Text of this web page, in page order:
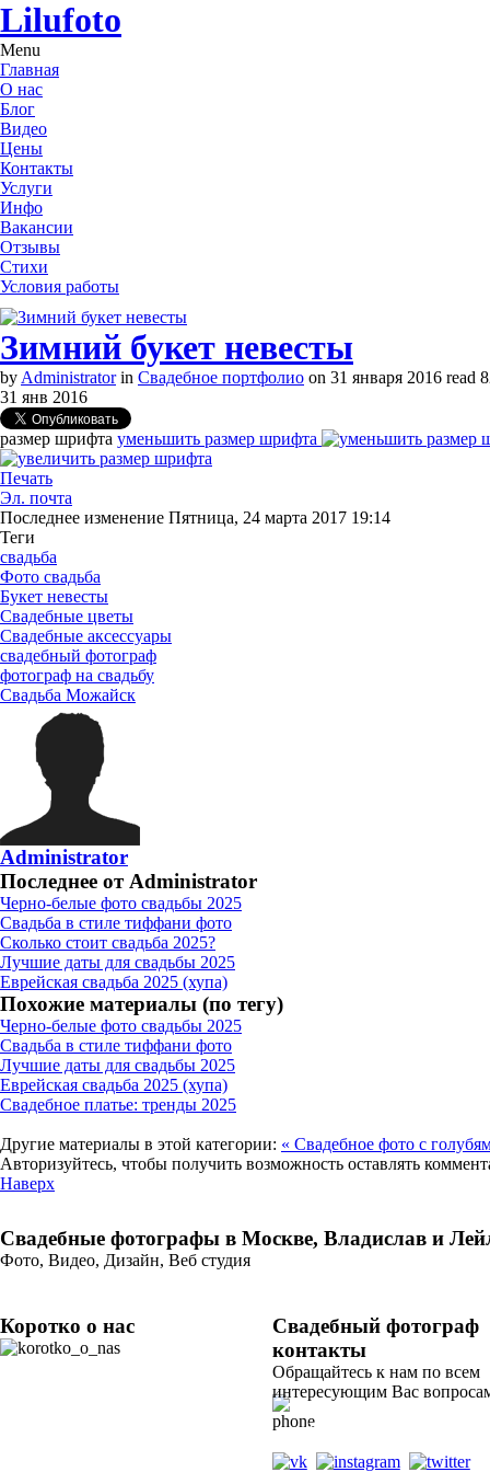
Lilufoto
Menu
Главная
О нас
Блог
Видео
Цены
Контакты
Услуги
Инфо
Вакансии
Отзывы
Стихи
Условия работы
Зимний букет невесты
by Administrator in Свадебное портфолио on 31 января 2016 read
31 янв 2016
размер шрифта уменьшить размер шрифта
Печать
Эл. почта
Последнее изменение Пятница, 24 марта 2017 19:14
Теги
свадьба
Фото свадьба
Букет невесты
Свадебные цветы
Свадебные аксессуары
свадебный фотограф
фотограф на свадьбу
Свадьба Можайск
Administrator
Последнее от Administrator
Черно-белые фото свадьбы 2025
Свадьба в стиле тиффани фото
Сколько стоит свадьба 2025?
Лучшие даты для свадьбы 2025
Еврейская свадьба 2025 (хупа)
Похожие материалы (по тегу)
Черно-белые фото свадьбы 2025
Свадьба в стиле тиффани фото
Лучшие даты для свадьбы 2025
Еврейская свадьба 2025 (хупа)
Свадебное платье: тренды 2025
Другие материалы в этой категории: « Свадебное фото с
Авторизуйтесь, чтобы получить возможность оставлять
Наверх
Свадебные фотографы в Москве, Владислав и
Фото, Видео, Дизайн, Веб студия
Коротко о нас
Свадебный фотограф
контакты
Обращайтесь к нам по всем
интересующим Вас
(whats app, viber, telegram)